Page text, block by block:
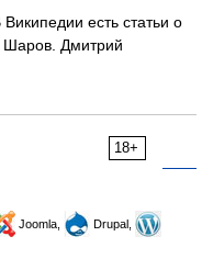
есть статьи о
Шаров. Дмитрий
18+
Joomla,
Drupal,